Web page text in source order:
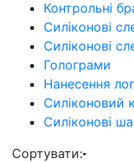
Контрольні
Силіконові
Силіконові
Голограми
Нанесення
Силіконовий
Силіконові
Сортувати: